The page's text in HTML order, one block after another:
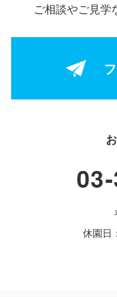
ご相談やご見学
休園日